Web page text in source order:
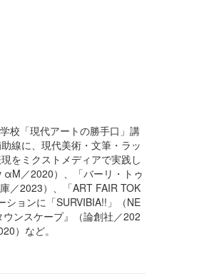
校「現代アートの勝手口」講
線に、現代美術・文筆・ラッ
をミクストメディアで実践し
αM ／2020）、「バーリ・トゥ
／2023）、「ART FAIR TOK
ションに「SURVIBIA!! 」（NE
ンスケープ』（論創社／202
）など。